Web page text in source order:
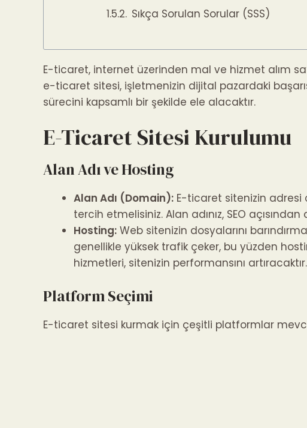
Sıkça Sorulan Sorular (SSS)
E-ticaret, internet üzerinden mal ve hizmet alım
e-ticaret sitesi, işletmenizin dijital pazardaki
sürecini kapsamlı bir şekilde ele alacaktır.
E-Ticaret Sitesi Kurulumu
Alan Adı ve Hosting
Alan Adı (Domain): E-ticaret sitenizin adresi
tercih etmelisiniz. Alan adınız, SEO
Hosting: Web sitenizin dosyalarını
genellikle yüksek trafik çeker, bu yüzden
hizmetleri, sitenizin performansını artıracaktır.
Platform Seçimi
E-ticaret sitesi kurmak için çeşitli platformlar